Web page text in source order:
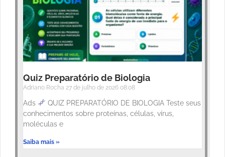
Quiz Preparatório de Biologia
Adriano Rocha 27 de julho de 2026 08:08
Ads
QUIZ PREPARATÓRIO DE BIOLOGIA Teste seus
conhecimentos sobre proteínas, células, vírus,
moléculas e
Saiba mais »